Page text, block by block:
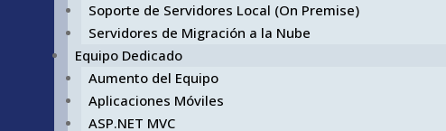
Soporte de Servidores Local (On Premise)
Servidores de Migración a la Nube
Equipo Dedicado
Aumento del Equipo
Aplicaciones Móviles
ASP.NET MVC